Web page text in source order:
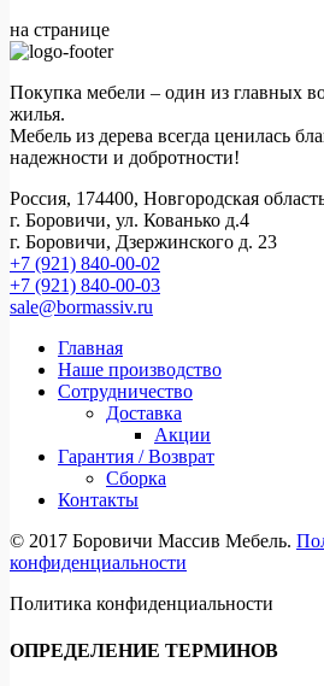
на странице
Покупка мебели – один из главных
жилья.
Мебель из дерева всегда ценилась
надежности и добротности!
Россия, 174400, Новгородская
г. Боровичи, ул. Кованько д.4
г. Боровичи, Дзержинского д. 23
+7 (921) 840-00-02
+7 (921) 840-00-03
sale@bormassiv.ru
Главная
Наше производство
Сотрудничество
Доставка
Акции
Гарантия / Возврат
Сборка
Контакты
© 2017 Боровичи Массив Мебель.
конфиденциальности
Политика конфиденциальности
ОПРЕДЕЛЕНИЕ ТЕРМИНОВ